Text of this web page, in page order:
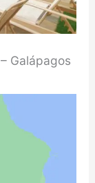
Galápagos